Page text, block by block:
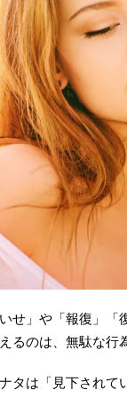
せ」や「報復」「
るのは、無駄な行
タは「見下されて